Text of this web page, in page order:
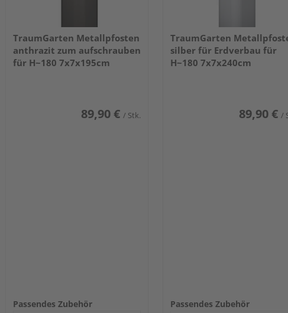
TraumGarten Metallpfosten
anthrazit zum aufschrauben
für H~180 7x7x195cm
89,90 € / Stk.
Passendes Zubehör
TraumGarten
silber für Erdverbau für
H~180 7x7x240cm
89,90 € /
Passendes Zubehör